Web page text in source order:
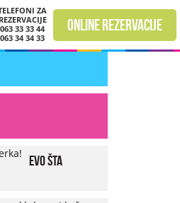
ZA
REZERVACIJE
063 33 33 44
063 34 34 33
online rezervacije
Evo šta